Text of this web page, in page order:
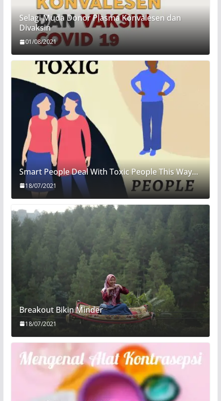
Selagi Muda Donor Plasma Konvalesen dan
Divaksin
01/08/2021
Smart People Deal With Toxic People This Way…
18/07/2021
Breakout Bikin Minder
18/07/2021